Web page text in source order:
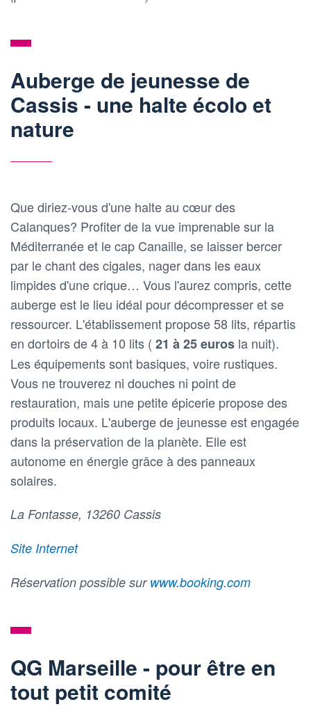
Auberge de jeunesse de
Cassis - une halte écolo et
nature
Que diriez-vous d'une halte au cœur des
Calanques? Profiter de la vue imprenable sur la
Méditerranée et le cap Canaille, se laisser bercer
par le chant des cigales, nager dans les eaux
limpides d'une crique… Vous l'aurez compris, cette
auberge est le lieu idéal pour décompresser et se
ressourcer. L'établissement propose 58 lits, répartis
en dortoirs de 4 à 10 lits ( 21 à 25 euros la nuit).
Les équipements sont basiques, voire rustiques.
Vous ne trouverez ni douches ni point de
restauration, mais une petite épicerie propose des
produits locaux. L'auberge de jeunesse est engagée
dans la préservation de la planète. Elle est
autonome en énergie grâce à des panneaux
solaires.
La Fontasse, 13260 Cassis
Site Internet
Réservation possible sur www.booking.com
QG Marseille - pour être en
tout petit comité